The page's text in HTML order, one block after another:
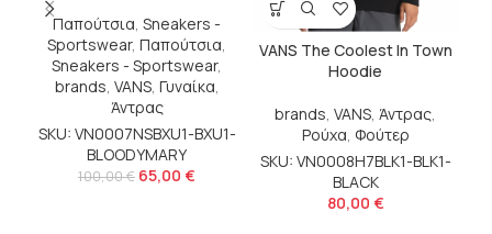
Παπούτσια, Sneakers -
Sportswear, Παπούτσια,
Sneakers - Sportswear,
brands, VANS, Γυναίκα,
Άντρας
SKU: VN0007NSBXU1-BXU1-
BLOODYMARY
100,00€ 65,00 €
VANS The Coolest In Town
Hoodie
brands, VANS, Άντρας,
Ρούχα, Φούτερ
SKU: VN0008H7BLK1-BLK1-
BLACK
80,00 €